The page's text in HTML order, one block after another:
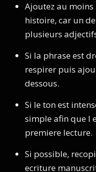
Ajoutez au
histoire, car un
plusieurs
Si la phrase est
respirer puis
dessous.
Si le ton est
simple afin que l
premiere lecture.
Si possible,
ecriture